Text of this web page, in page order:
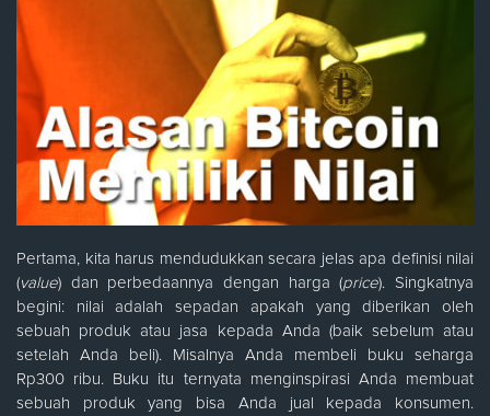
Pertama, kita harus mendudukkan secara jelas apa definisi nilai
(value) dan perbedaannya dengan harga (price). Singkatnya
begini: nilai adalah sepadan apakah yang diberikan oleh
sebuah produk atau jasa kepada Anda (baik sebelum atau
setelah Anda beli). Misalnya Anda membeli buku seharga
Rp300 ribu. Buku itu ternyata menginspirasi Anda membuat
sebuah produk yang bisa Anda jual kepada konsumen.